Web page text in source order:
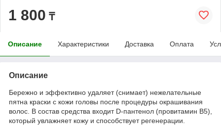
1 800 ₸
Описание Характеристики Доставка Оплата
Описание
Бережно и эффективно удаляет (снимает) нежелательные
пятна краски с кожи головы после процедуры окрашивания
волос. В состав средства входит D-пантенол (провитамин В5),
который увлажняет кожу и способствует регенерации.